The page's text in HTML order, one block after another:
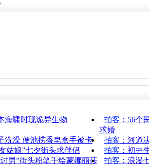
海啸时现诡异生物 拍客 ：56个
求婚
洗澡 便池捞香皂盒手被卡 拍客 ：河道
姑娘”七夕街头求伴侣 拍客 ：初中
讨男”街头粉笔手绘蒙娜丽莎 拍客 ：浪漫